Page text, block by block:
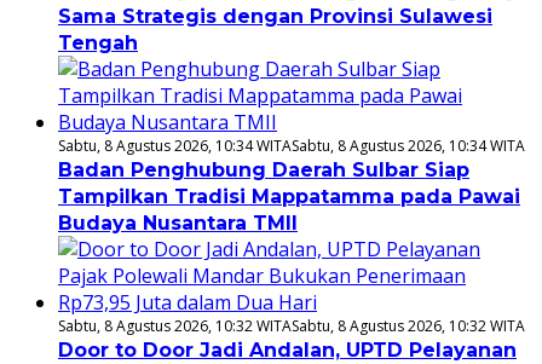
Sama Strategis dengan Provinsi Sulawesi
Tengah
Sabtu, 8 Agustus 2026, 10:34 WITASabtu, 8 Agustus 2026, 10:34 WITA
Badan Penghubung Daerah Sulbar Siap
Tampilkan Tradisi Mappatamma pada Pawai
Budaya Nusantara TMII
Sabtu, 8 Agustus 2026, 10:32 WITASabtu, 8 Agustus 2026, 10:32 WITA
Door to Door Jadi Andalan, UPTD Pelayanan